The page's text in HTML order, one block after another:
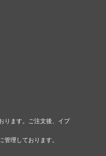
ります。ご注文後、イプ
理しております。